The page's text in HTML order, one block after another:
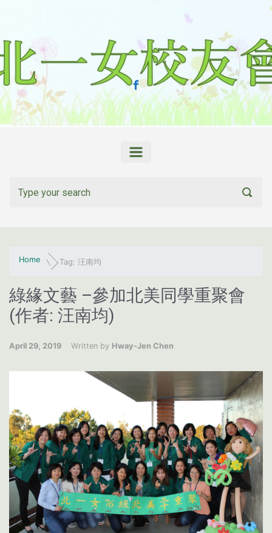
Home Tag: 汪南均
綠緣文藝 –參加北美同學重聚會
(作者: 汪南均)
April 29, 2019 Written by Hway-Jen Chen